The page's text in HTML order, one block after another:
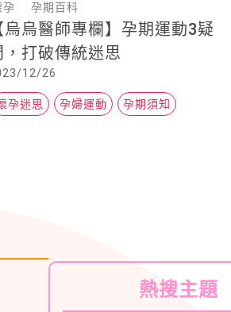
孕 孕期百科
烏烏醫師專欄】孕期運動3疑
，打破傳統迷思
12/26
孕迷思 孕婦運動 孕期須知
熱搜主題